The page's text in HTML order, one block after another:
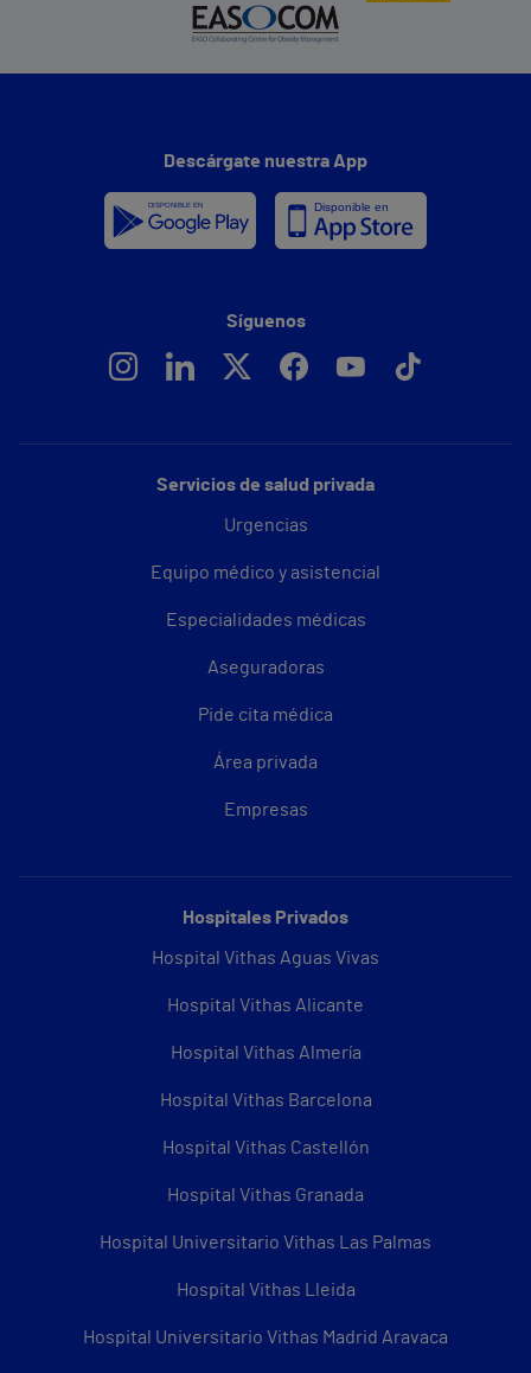
Servicios de salud privada
Urgencias
Equipo médico y asistencial
Especialidades médicas
Aseguradoras
Pide cita médica
Área privada
Empresas
Hospitales Privados
Hospital Vithas Aguas Vivas
Hospital Vithas Alicante
Hospital Vithas Almería
Hospital Vithas Barcelona
Hospital Vithas Castellón
Hospital Vithas Granada
Hospital Universitario Vithas Las Palmas
Hospital Vithas Lleida
Hospital Universitario Vithas Madrid Aravaca
Descárgate nuestra App
Síguenos